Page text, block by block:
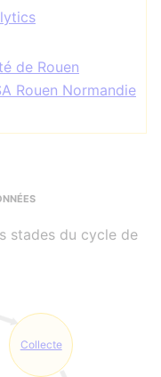
de Rouen
Rouen Normandie
stades du cycle de
Collecte